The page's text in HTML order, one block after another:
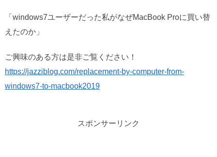
「windows7ユーザーだった私がなぜMacBook Proに買い替
えたのか」
ご興味のある方は是非ご覧ください！
https://jazziblog.com/replacement-by-computer-from-
windows7-to-macbook2019
スポンサーリンク